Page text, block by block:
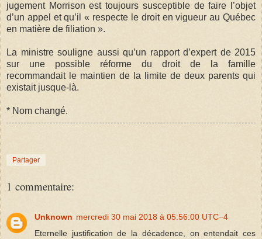
jugement Morrison est toujours susceptible de faire l’objet
d’un appel et qu’il « respecte le droit en vigueur au Québec
en matière de filiation ».
La ministre souligne aussi qu’un rapport d’expert de 2015
sur une possible réforme du droit de la famille
recommandait le maintien de la limite de deux parents qui
existait jusque-là.
* Nom changé.
Partager
1 commentaire:
Unknown mercredi 30 mai 2018 à 05:56:00 UTC−4
Eternelle justification de la décadence, on entendait ces